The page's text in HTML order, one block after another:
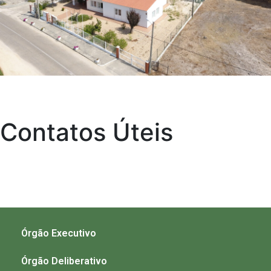
Contatos Úteis
Órgão Executivo
Órgão Deliberativo